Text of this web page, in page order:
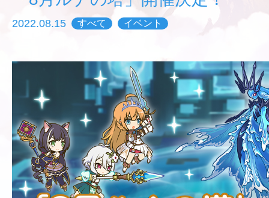
2022.08.15 すべて イベント